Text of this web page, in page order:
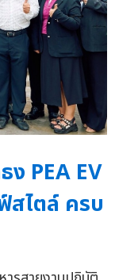
PEA EV
สไตล์ ครบ